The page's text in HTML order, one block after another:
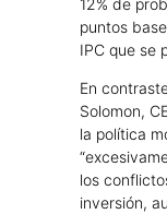
12% de
puntos
IPC que se
En
Solomon,
la política
los
inversión,